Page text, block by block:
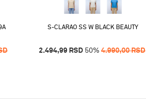
S-CLARAO SS W BLACK BEAUTY
2.494,99 RSD 50% 4.990,00RSD